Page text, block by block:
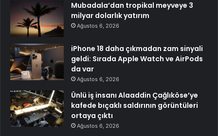
Mubadala’dan tropikal meyveye 3
milyar dolarlık yatırım
Ağustos 6, 2026
iPhone 18 daha çıkmadan zam sinyali
geldi: Sırada Apple Watch ve AirPods
da var
Ağustos 6, 2026
Ünlü iş insanı Alaaddin Çağlıköse’ye
kafede bıçaklı saldırının görüntüleri
ortaya çıktı
Ağustos 6, 2026